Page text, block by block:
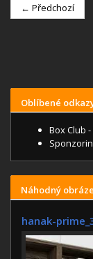
← Předchozí
Oblíbené
Box Club
Náhodný
hanak-